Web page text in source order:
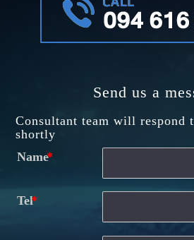
Send us a
Consultant team will respond
shortly
Name
Tel